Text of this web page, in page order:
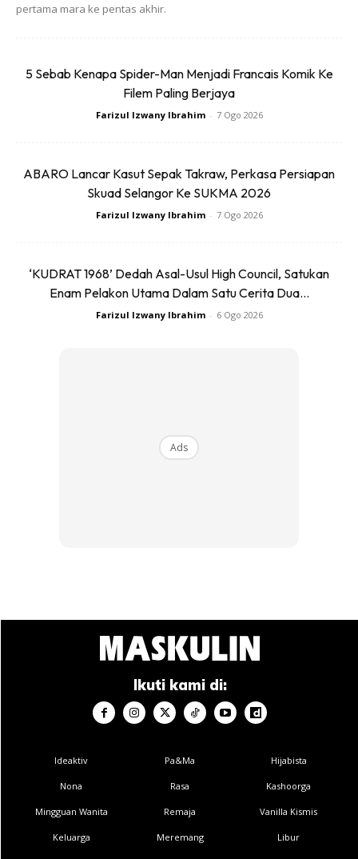
ke London untuk mecapai kemerdekaan 50 tahun yang lalu.
jumlah yang disasarkan sebanyak RM 398,100 sehingga 31
Julai tahun hadapan.
Tun Dr. Mahathir dan anaknya Marina Mahathir turut
bangga dan menyokong tindakan beliau.
Ads
pertama mara ke pentas akhir.
5 Sebab Kenapa Spider-Man Menjadi Francais Komik Ke
Filem Paling Berjaya
Farizul Izwany Ibrahim - 7 Ogo 2026
ABARO Lancar Kasut Sepak Takraw, Perkasa Persiapan
Skuad Selangor Ke SUKMA 2026
Farizul Izwany Ibrahim - 7 Ogo 2026
‘KUDRAT 1968’ Dedah Asal-Usul High Council, Satukan
Enam Pelakon Utama Dalam Satu Cerita Dua...
Farizul Izwany Ibrahim - 6 Ogo 2026
Ads
Ikuti kami di:
Ideaktiv
Nona
Mingguan Wanita
Keluarga
Pa&Ma
Rasa
Remaja
Meremang
Hijabista
Kashoorga
Vanilla Kismis
Libur